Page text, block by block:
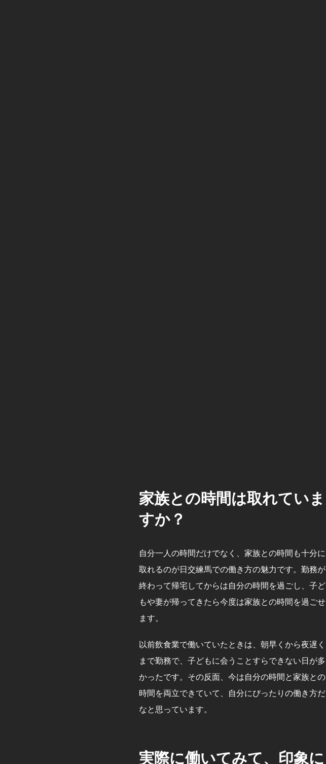
家族との時間は取れていま
すか？
自分一人の時間だけでなく、家族との時間も十分に
取れるのが日交練馬での働き方の魅力です。勤務が
終わって帰宅してからは自分の時間を過ごし、子ど
もや妻が帰ってきたら今度は家族との時間を過ごせ
ます。
以前飲食業で働いていたときは、朝早くから夜遅く
まで勤務で、子どもに会うことすらできない日が多
かったです。その反面、今は自分の時間と家族との
時間を両立できていて、自分にぴったりの働き方だ
なと思っています。
実際に働いてみて、印象に